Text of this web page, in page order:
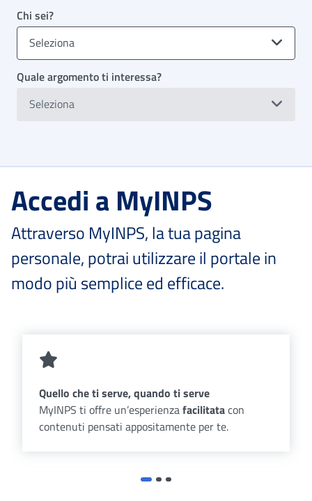
Chi sei?
Seleziona
Quale argomento ti interessa?
Seleziona
Accedi a MyINPS
Attraverso MyINPS, la tua pagina
personale, potrai utilizzare il portale in
modo più semplice ed efficace.
Quello che ti serve, quando ti serve
MyINPS ti offre un’esperienzafacilitatacon
contenuti pensati appositamente per te.